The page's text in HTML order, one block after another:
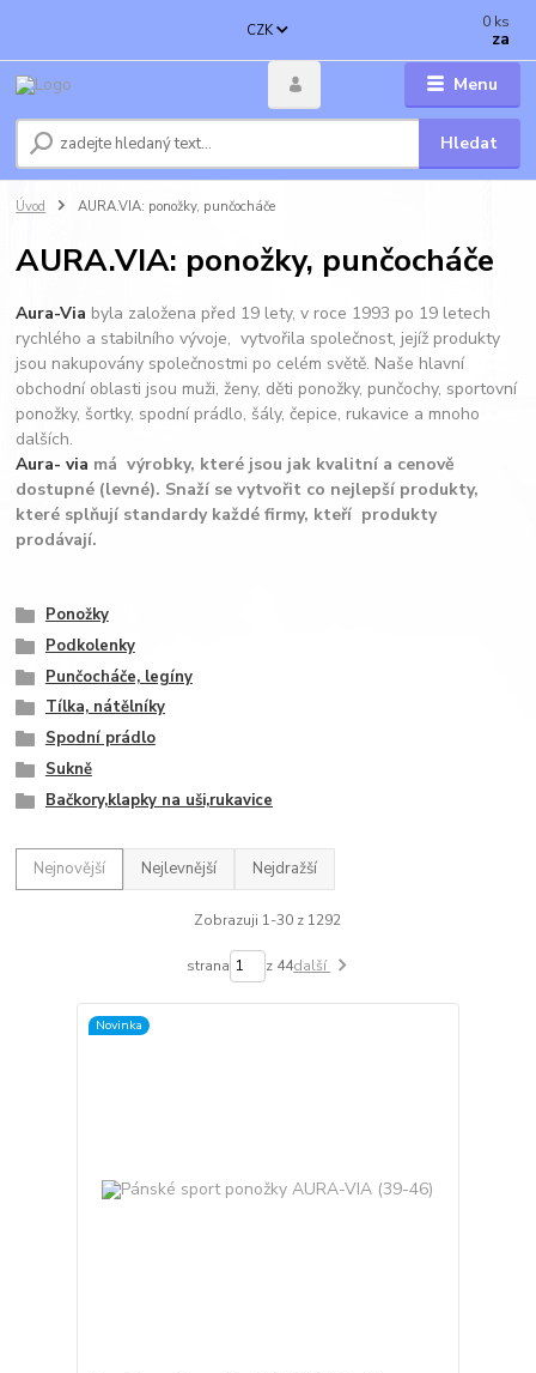
Menu
CZK
Hledat
0 ks
za
Úvod AURA.VIA: ponožky, punčocháče
AURA.VIA: ponožky, punčocháče
Aura-Via byla založena před 19 lety, v roce 1993 po 19 letech
rychlého a stabilního vývoje, vytvořila společnost, jejíž produkty
jsou nakupovány společnostmi po celém světě. Naše hlavní
obchodní oblasti jsou muži, ženy, děti ponožky, punčochy, sportovní
ponožky, šortky, spodní prádlo, šály, čepice, rukavice a mnoho
dalších.
Aura- via má výrobky, které jsou jak kvalitní a cenově
dostupné (levné). Snaží se vytvořit co nejlepší produkty,
které splňují standardy každé firmy, kteří produkty
prodávají.
Ponožky
Podkolenky
Punčocháče, legíny
Tílka, nátělníky
Spodní prádlo
Sukně
Bačkory,klapky na uši,rukavice
Nejnovější Nejlevnější Nejdražší
Zobrazuji 1-30 z 1292
strana z 44další
Novinka